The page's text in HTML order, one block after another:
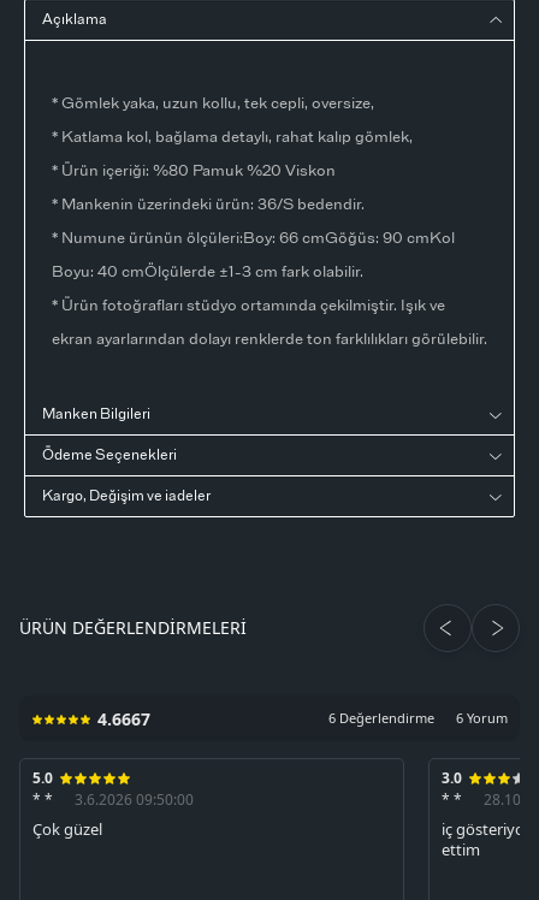
Açıklama
* Gömlek yaka, uzun kollu, tek cepli, oversize,
* Katlama kol, bağlama detaylı, rahat kalıp gömlek,
* Ürün içeriği: %80 Pamuk %20 Viskon
* Mankenin üzerindeki ürün: 36/S bedendir.
* Numune ürünün ölçüleri:Boy: 66 cmGöğüs: 90 cmKol
Boyu: 40 cmÖlçülerde ±1-3 cm fark olabilir.
* Ürün fotoğrafları stüdyo ortamında çekilmiştir. Işık ve
ekran ayarlarından dolayı renklerde ton farklılıkları görülebilir.
Manken Bilgileri
Ödeme Seçenekleri
Kargo, Değişim ve iadeler
ÜRÜN DEĞERLENDIRMELERI
4.6667 6 Değerlendirme 6 Yorum
5.0
* *
3.6.2026 09:50:00
Çok güzel
3.0
* *
iç gösteriyo
ettim